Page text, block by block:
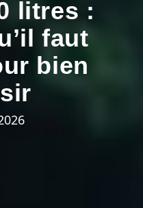
litres :
faut
bien